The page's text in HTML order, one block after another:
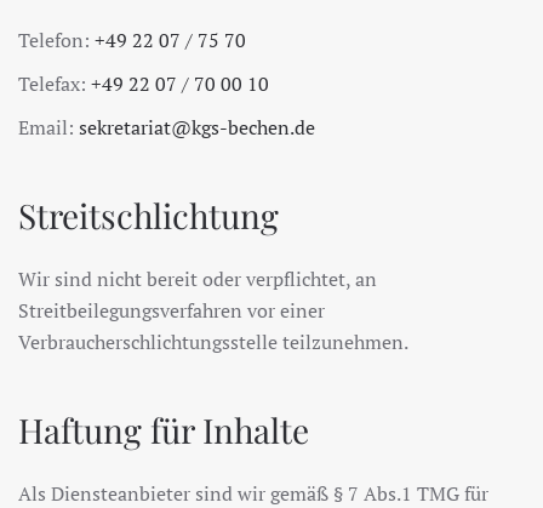
Telefon: +49 22 07 / 75 70
Telefax: +49 22 07 / 70 00 10
Email: sekretariat@kgs-bechen.de
Streitschlichtung
Wir sind nicht bereit oder verpflichtet, an
Streitbeilegungsverfahren vor einer
Verbraucherschlichtungsstelle teilzunehmen.
Haftung für Inhalte
Als Diensteanbieter sind wir gemäß § 7 Abs.1 TMG für